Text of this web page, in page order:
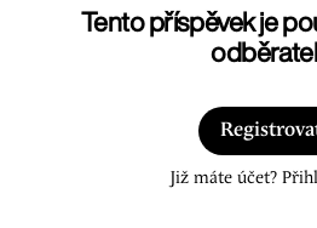
Tento příspěvek je
Již máte účet?